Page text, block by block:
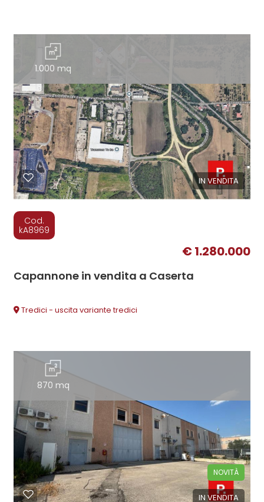
1.000 mq
IN VENDITA
Cod.
kA8969
€ 1.280.000
Capannone in vendita a Caserta
Tredici - uscita variante tredici
870 mq
IN VENDITA
NOVITÀ